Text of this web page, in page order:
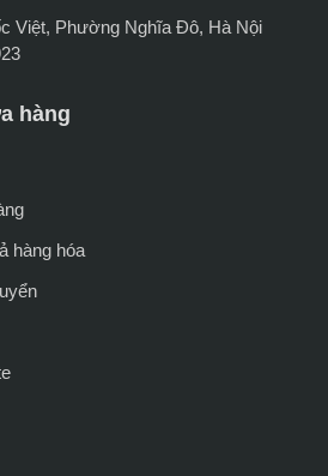
Việt, Phường Nghĩa Đô, Hà Nội
hàng
hàng hóa